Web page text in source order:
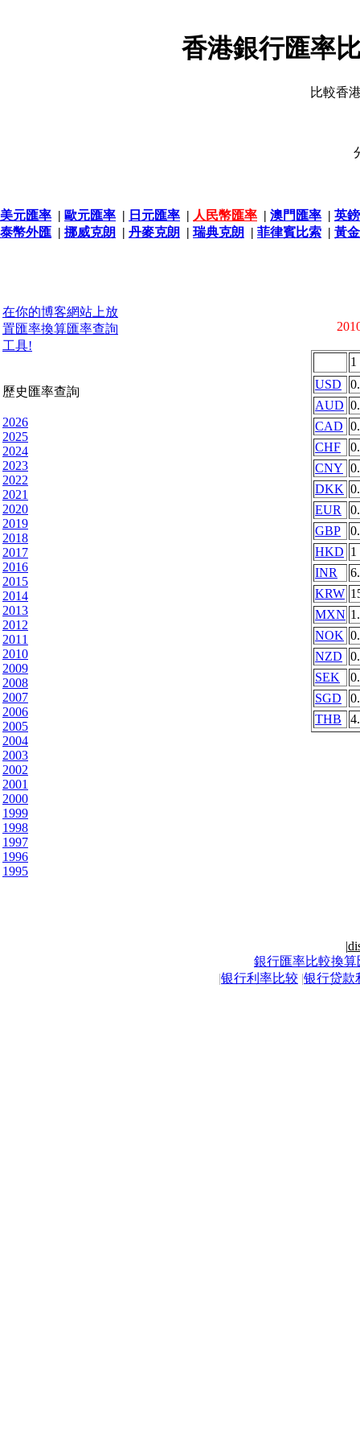
香港銀行匯率
比較香
美元匯率 | 歐元匯率 | 日元匯率 | 人民幣匯率 | 澳門匯率 | 英
泰幣外匯 | 挪威克朗 | 丹麥克朗 | 瑞典克朗 | 菲律賓比索 | 黃
在你的博客網站上放
置匯率換算匯率查詢
工具!
歷史匯率查詢
2026
2025
2024
2023
2022
2021
2020
2019
2018
2017
2016
2015
2014
2013
2012
2011
2010
2009
2008
2007
2006
2005
2004
2003
2002
2001
2000
1999
1998
1997
1996
1995
1
USD
AUD
CAD
CHF
CNY
DKK
EUR
GBP
HKD 1
INR
KRW
MXN
NOK
NZD
SEK
SGD
THB
|
銀行匯率比較換算
|银行利率比较 |银行贷款